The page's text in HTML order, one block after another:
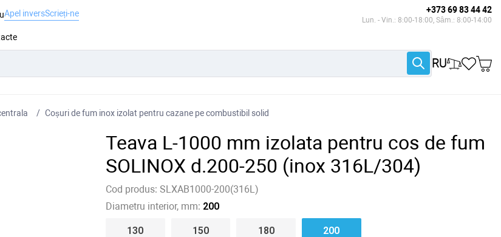
Apel inversScrieți-ne +373 69 83 44 42
Lun. - Vin.: 8:00-18:00, Sâm.: 8:00-14:00
RU
Coșuri de fum inox izolat pentru cazane pe combustibil solid
Teava L-1000 mm izolata pentru cos de fum
SOLINOX d.200-250 (inox 316L/304)
Cod produs: SLXAB1000-200(316L)
Diametru interior, mm: 200
130 150 180 200